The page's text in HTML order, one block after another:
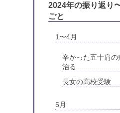
2024年の振り返り
ごと
1〜4月
辛かった五十肩の
治る
長女の高校受験
5月